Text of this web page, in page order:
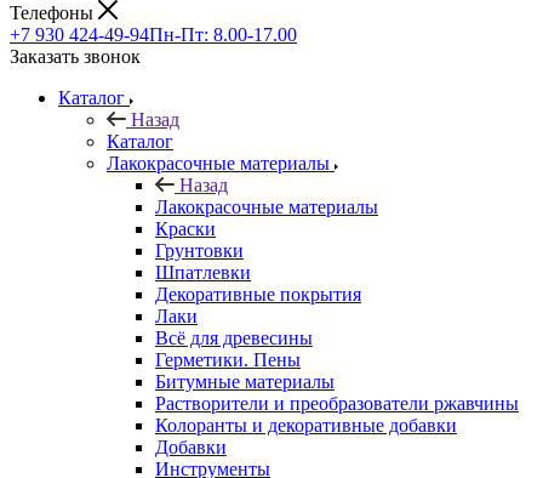
Телефоны
+7 930 424-49-94Пн-Пт: 8.00-17.00
Заказать звонок
Каталог
Назад
Каталог
Лакокрасочные материалы
Назад
Лакокрасочные материалы
Краски
Грунтовки
Шпатлевки
Декоративные покрытия
Лаки
Всё для древесины
Герметики. Пены
Битумные материалы
Растворители и преобразователи ржавчины
Колоранты и декоративные добавки
Добавки
Инструменты